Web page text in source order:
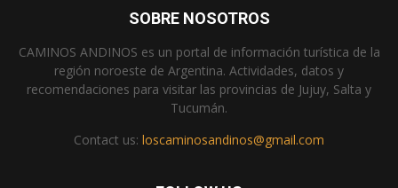
SOBRE NOSOTROS
CAMINOS ANDINOS es un portal de información turística de la
región noroeste de Argentina. Actividades, datos y
recomendaciones para visitar las provincias de Jujuy, Salta y
Tucumán.
Contact us: loscaminosandinos@gmail.com